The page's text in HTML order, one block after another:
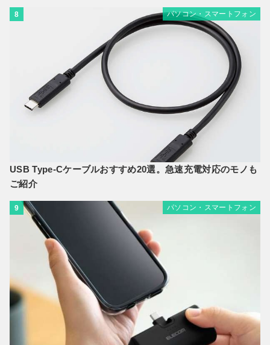
8 パソコン・スマートフォン
USB Type-Cケーブルおすすめ20選。急速充電対応のモノも
ご紹介
9 パソコン・スマートフォン